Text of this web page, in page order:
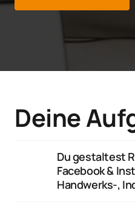
Deine
Du gestaltest
Facebook &
Handwerks-,